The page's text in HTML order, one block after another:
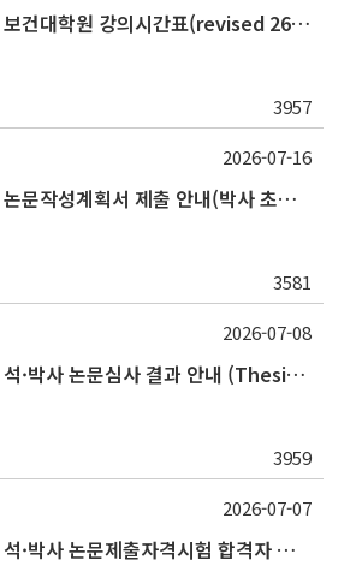
2026학년도 2학기 보건대학원 강의시간표(revised 260803)(2026 2nd SEMESTER SNU GSPH TIMETABLE)
3957
2026학년도 2학기 논문작성계획서 제출 안내(박사 초심 일정 포함)_Thesis Proposal
3581
2026-07-16
2026학년도 1학기 석·박사 논문심사 결과 안내 (Thesis Defense Result)
3959
2026-07-08
2026학년도 2학기 석·박사 논문제출자격시험 합격자 공고(TSQ Exam Result)
2026-07-07